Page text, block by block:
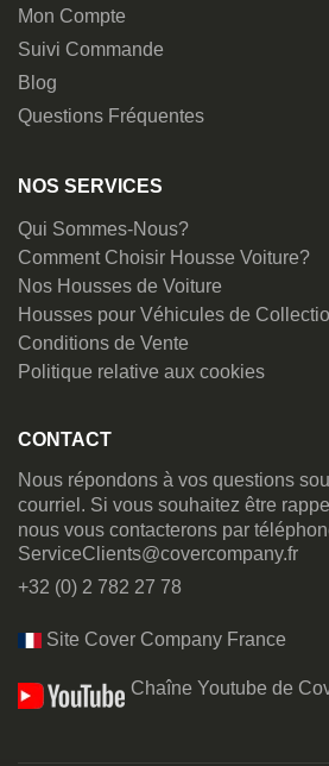
Mon Compte
Suivi Commande
Blog
Questions Fréquentes
NOS SERVICES
Qui Sommes-Nous?
Comment Choisir Housse Voiture?
Nos Housses de Voiture
Housses pour Véhicules de
Conditions de Vente
Politique relative aux cookies
CONTACT
Nous répondons à vos questions
courriel. Si vous souhaitez être
nous vous contacterons par
ServiceClients@covercompany.fr
+32 (0) 2 782 27 78
Site Cover Company France
Chaîne Youtube de